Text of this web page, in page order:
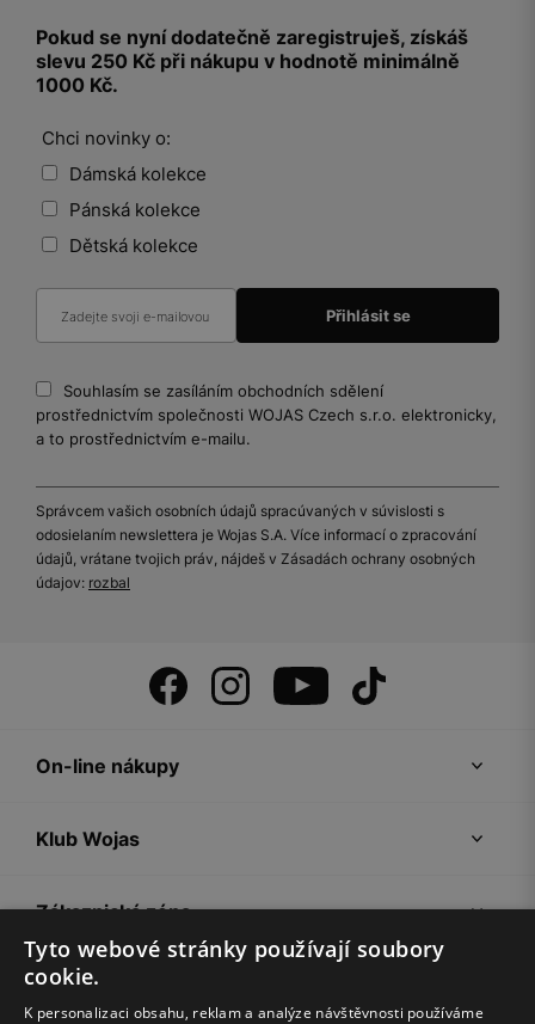
Pokud se nyní dodatečně zaregistruješ, získáš
slevu 250 Kč při nákupu v hodnotě minimálně
1000 Kč.
Chci novinky o:
Dámská kolekce
Pánská kolekce
Dětská kolekce
Souhlasím se zasíláním obchodních sdělení
prostřednictvím společnosti WOJAS Czech s.r.o. elektronicky,
a to prostřednictvím e-mailu.
Správcem vašich osobních údajů spracúvaných v súvislosti s
odosielaním newslettera je Wojas S.A. Více informací o zpracování
údajů, vrátane tvojich práv, nájdeš v Zásadách ochrany osobných
údajov: rozbal
On-line nákupy
Klub Wojas
Zákaznická zóna
Společnost Wojas
Tyto webové stránky používají soubory
cookie.
K personalizaci obsahu, reklam a analýze návštěvnosti používáme